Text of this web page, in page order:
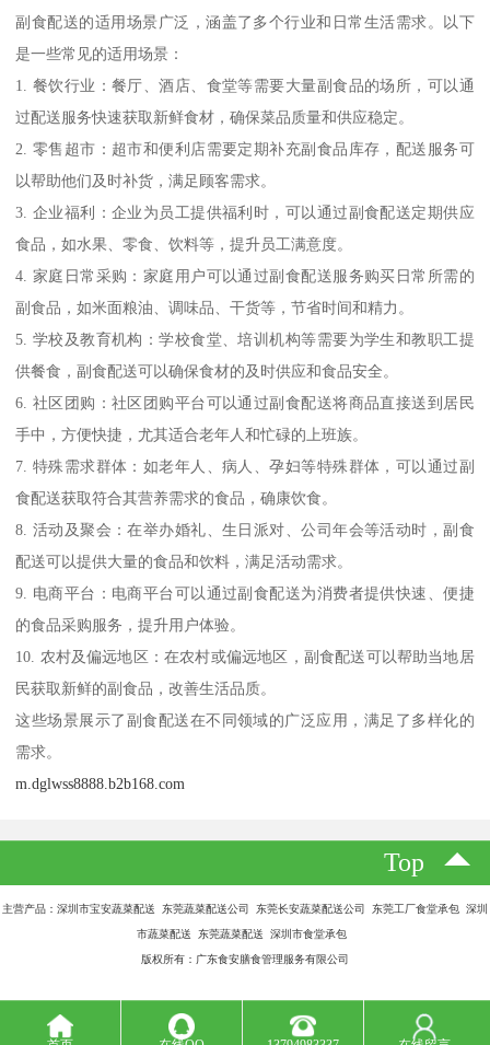
副食配送的适用场景广泛，涵盖了多个行业和日常生活需求。以下
是一些常见的适用场景：
1. 餐饮行业：餐厅、酒店、食堂等需要大量副食品的场所，可以通
过配送服务快速获取新鲜食材，确保菜品质量和供应稳定。
2. 零售超市：超市和便利店需要定期补充副食品库存，配送服务可
以帮助他们及时补货，满足顾客需求。
3. 企业福利：企业为员工提供福利时，可以通过副食配送定期供应
食品，如水果、零食、饮料等，提升员工满意度。
4. 家庭日常采购：家庭用户可以通过副食配送服务购买日常所需的
副食品，如米面粮油、调味品、干货等，节省时间和精力。
5. 学校及教育机构：学校食堂、培训机构等需要为学生和教职工提
供餐食，副食配送可以确保食材的及时供应和食品安全。
6. 社区团购：社区团购平台可以通过副食配送将商品直接送到居民
手中，方便快捷，尤其适合老年人和忙碌的上班族。
7. 特殊需求群体：如老年人、病人、孕妇等特殊群体，可以通过副
食配送获取符合其营养需求的食品，确康饮食。
8. 活动及聚会：在举办婚礼、生日派对、公司年会等活动时，副食
配送可以提供大量的食品和饮料，满足活动需求。
9. 电商平台：电商平台可以通过副食配送为消费者提供快速、便捷
的食品采购服务，提升用户体验。
10. 农村及偏远地区：在农村或偏远地区，副食配送可以帮助当地居
民获取新鲜的副食品，改善生活品质。
这些场景展示了副食配送在不同领域的广泛应用，满足了多样化的
需求。
m.dglwss8888.b2b168.com
Top
主营产品：深圳市宝安蔬菜配送 东莞蔬菜配送公司 东莞长安蔬菜配送公司 东莞工厂食堂承包 深圳
市蔬菜配送 东莞蔬菜配送 深圳市食堂承包
版权所有：广东食安膳食管理服务有限公司